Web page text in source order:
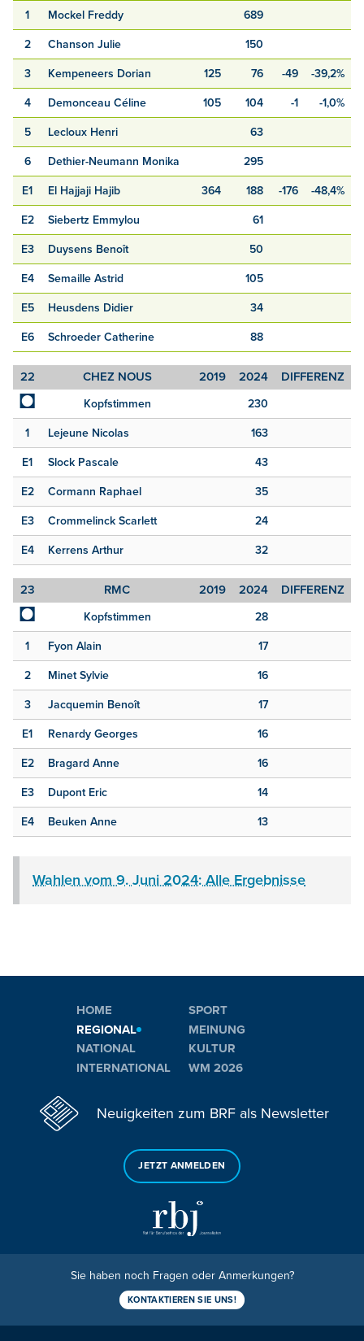
1 Mockel Freddy 689
2 Chanson Julie 150
3 Kempeneers Dorian 125 76 -49 -39,2%
4 Demonceau Céline 105 104 -1 -1,0%
5 Lecloux Henri 63
6 Dethier-Neumann Monika 295
E1 El Hajjaji Hajib 364 188 -176 -48,4%
E2 Siebertz Emmylou 61
E3 Duysens Benoît 50
E4 Semaille Astrid 105
E5 Heusdens Didier 34
E6 Schroeder Catherine 88
22 CHEZ NOUS 2019 2024 DIFFERENZ
◘ Kopfstimmen 230
1 Lejeune Nicolas 163
E1 Slock Pascale 43
E2 Cormann Raphael 35
E3 Crommelinck Scarlett 24
E4 Kerrens Arthur 32
23 RMC 2019 2024 DIFFERENZ
◘ Kopfstimmen 28
1 Fyon Alain 17
2 Minet Sylvie 16
3 Jacquemin Benoît 17
E1 Renardy Georges 16
E2 Bragard Anne 16
E3 Dupont Eric 14
E4 Beuken Anne 13
Wahlen vom 9. Juni 2024: Alle Ergebnisse
HOME
REGIONAL
NATIONAL
INTERNATIONAL
SPORT
MEINUNG
KULTUR
WM 2026
Neuigkeiten zum BRF als Newsletter
JETZT ANMELDEN
Sie haben noch Fragen oder Anmerkungen?
KONTAKTIEREN SIE UNS!